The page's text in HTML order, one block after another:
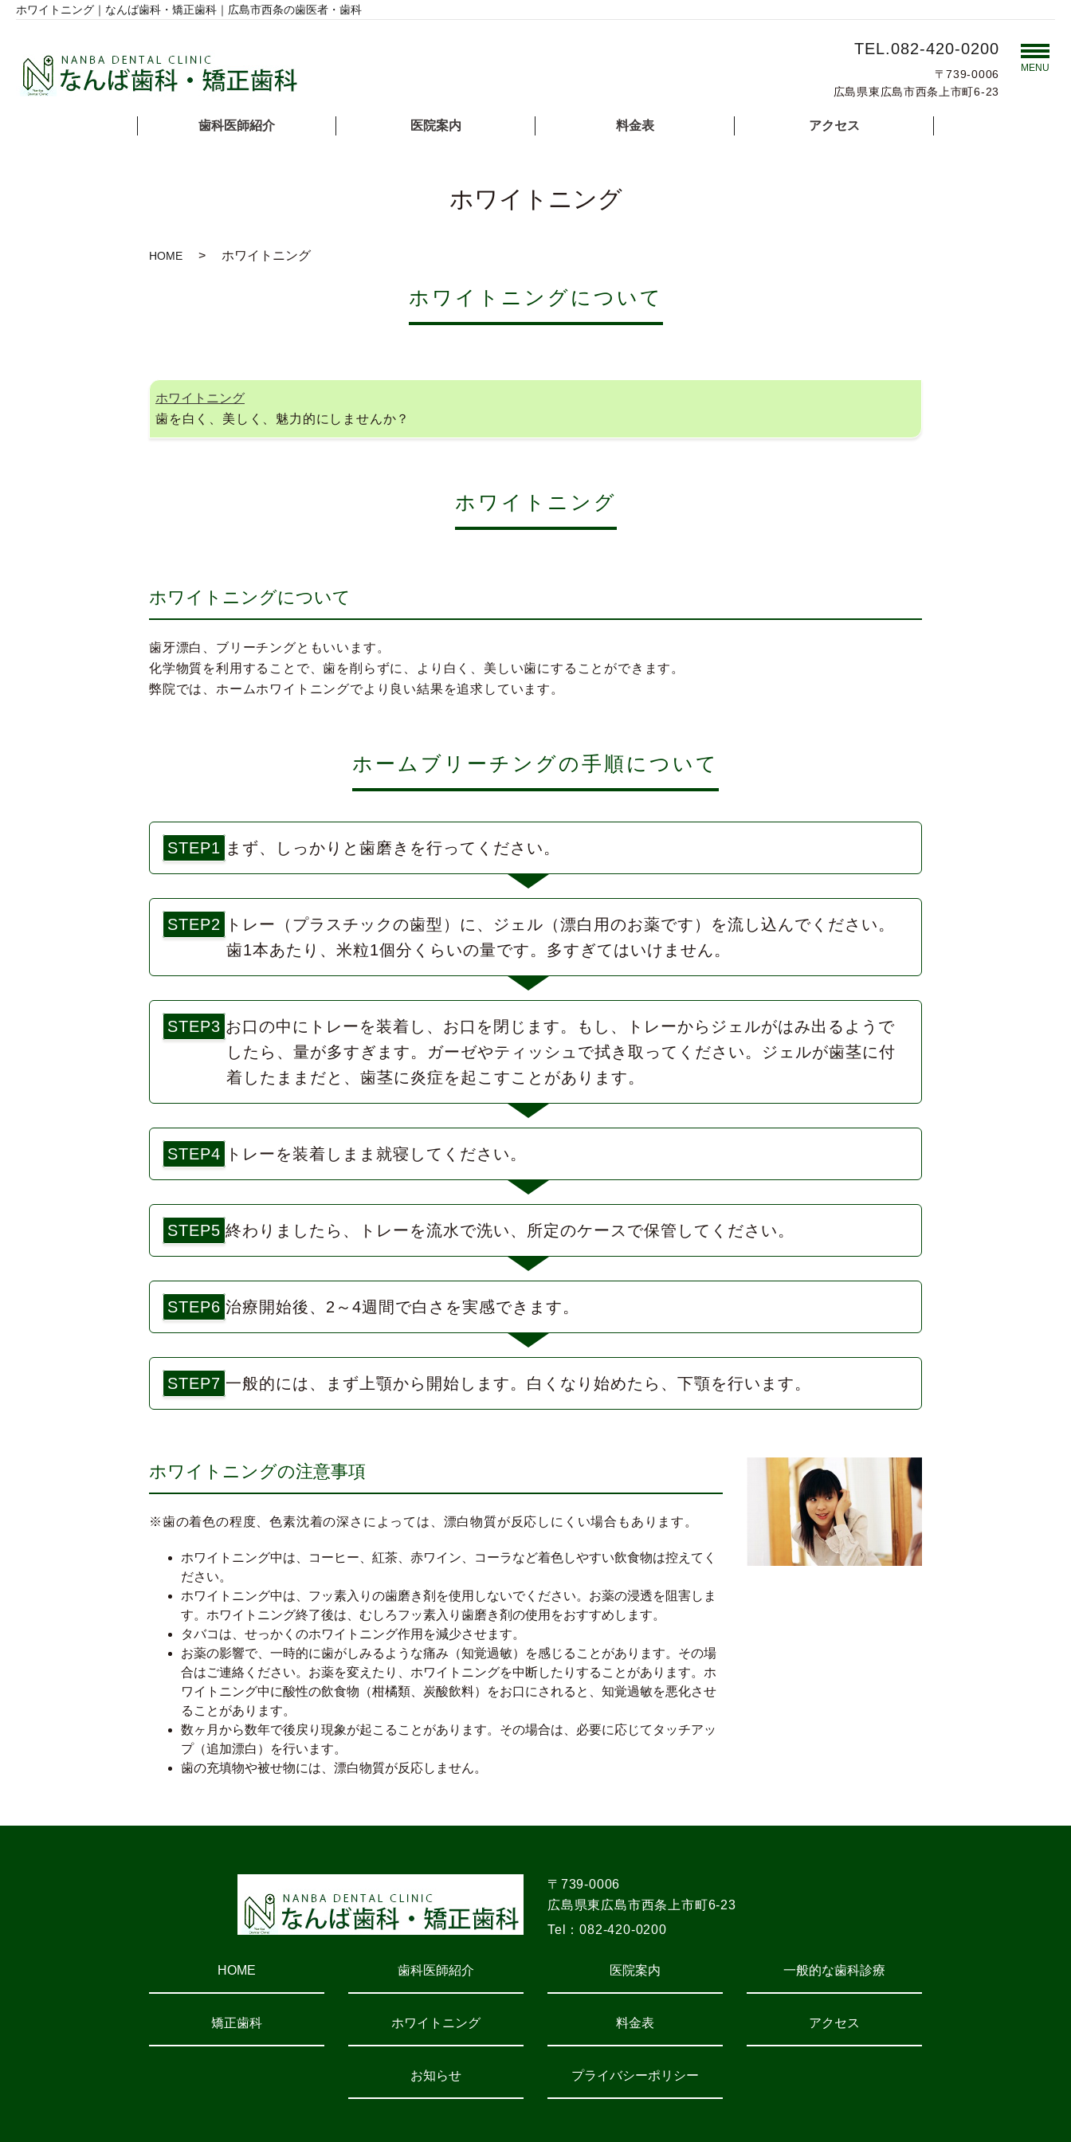
ホワイトニング｜なんば歯科・矯正歯科｜広島市西条の歯医者・歯科
TEL.082-420-0200
〒739-0006
広島県東広島市西条上市町6-23
MENU
歯科医師紹介 医院案内 料金表 アクセス
ホワイトニング
HOME ホワイトニング
ホワイトニングについて
ホワイトニング
歯を白く、美しく、魅力的にしませんか？
ホワイトニング
ホワイトニングについて
歯牙漂白、ブリーチングともいいます。
化学物質を利用することで、歯を削らずに、より白く、美しい歯にすることができます。
弊院では、ホームホワイトニングでより良い結果を追求しています。
ホームブリーチングの手順について
STEP1 まず、しっかりと歯磨きを行ってください。
STEP2
トレー（プラスチックの歯型）に、ジェル（漂白用のお薬です）を流し込んでください。
歯1本あたり、米粒1個分くらいの量です。多すぎてはいけません。
STEP3 お口の中にトレーを装着し、お口を閉じます。もし、トレーからジェルがはみ出るようで
したら、量が多すぎます。ガーゼやティッシュで拭き取ってください。ジェルが歯茎に付
着したままだと、歯茎に炎症を起こすことがあります。
STEP4 トレーを装着しまま就寝してください。
STEP5 終わりましたら、トレーを流水で洗い、所定のケースで保管してください。
STEP6 治療開始後、2～4週間で白さを実感できます。
STEP7 一般的には、まず上顎から開始します。白くなり始めたら、下顎を行います。
ホワイトニングの注意事項
※歯の着色の程度、色素沈着の深さによっては、漂白物質が反応しにくい場合もあります。
ホワイトニング中は、コーヒー、紅茶、赤ワイン、コーラなど着色しやすい飲食物は控えてく
ださい。
ホワイトニング中は、フッ素入りの歯磨き剤を使用しないでください。お薬の浸透を阻害しま
す。ホワイトニング終了後は、むしろフッ素入り歯磨き剤の使用をおすすめします。
タバコは、せっかくのホワイトニング作用を減少させます。
お薬の影響で、一時的に歯がしみるような痛み（知覚過敏）を感じることがあります。その場
合はご連絡ください。お薬を変えたり、ホワイトニングを中断したりすることがあります。ホ
ワイトニング中に酸性の飲食物（柑橘類、炭酸飲料）をお口にされると、知覚過敏を悪化させ
ることがあります。
数ヶ月から数年で後戻り現象が起こることがあります。その場合は、必要に応じてタッチアッ
プ（追加漂白）を行います。
歯の充填物や被せ物には、漂白物質が反応しません。
〒739-0006
広島県東広島市西条上市町6-23
Tel：082-420-0200
HOME 歯科医師紹介 医院案内 一般的な歯科診療
矯正歯科 ホワイトニング 料金表 アクセス
お知らせ プライバシーポリシー